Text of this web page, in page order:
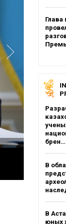
Глава
брен…
В
В
юных